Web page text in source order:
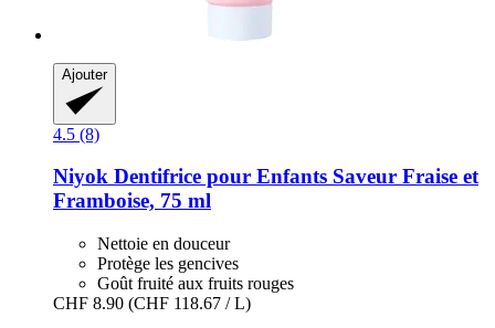
Ajouter
4.5 (8)
Niyok Dentifrice pour Enfants Saveur Fraise et
Framboise, 75 ml
Nettoie en douceur
Protège les gencives
Goût fruité aux fruits rouges
CHF 8.90 (CHF 118.67 / L)